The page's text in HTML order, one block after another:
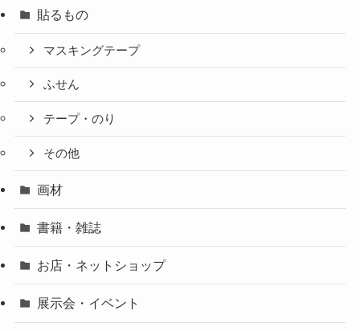
貼るもの
マスキングテープ
ふせん
テープ・のり
その他
画材
書籍・雑誌
お店・ネットショップ
展示会・イベント